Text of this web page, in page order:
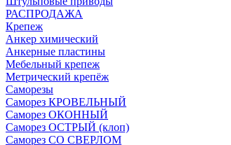
РАСПРОДАЖА
Крепеж
Анкер химический
Анкерные пластины
Мебельный крепеж
Метрический крепёж
Саморезы
Саморез КРОВЕЛЬНЫЙ
Саморез ОКОННЫЙ
Саморез ОСТРЫЙ (клоп)
Саморез СО СВЕРЛОМ